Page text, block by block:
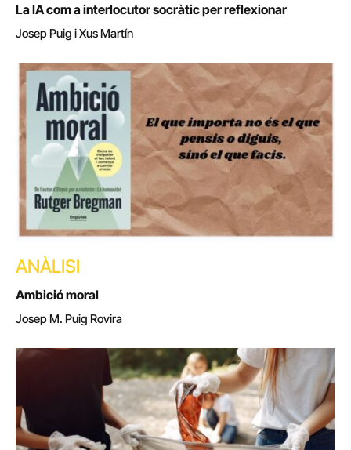
La IA com a interlocutor socràtic per reflexionar
Josep Puig i Xus Martín
ANÀLISI
Ambició moral
Josep M. Puig Rovira